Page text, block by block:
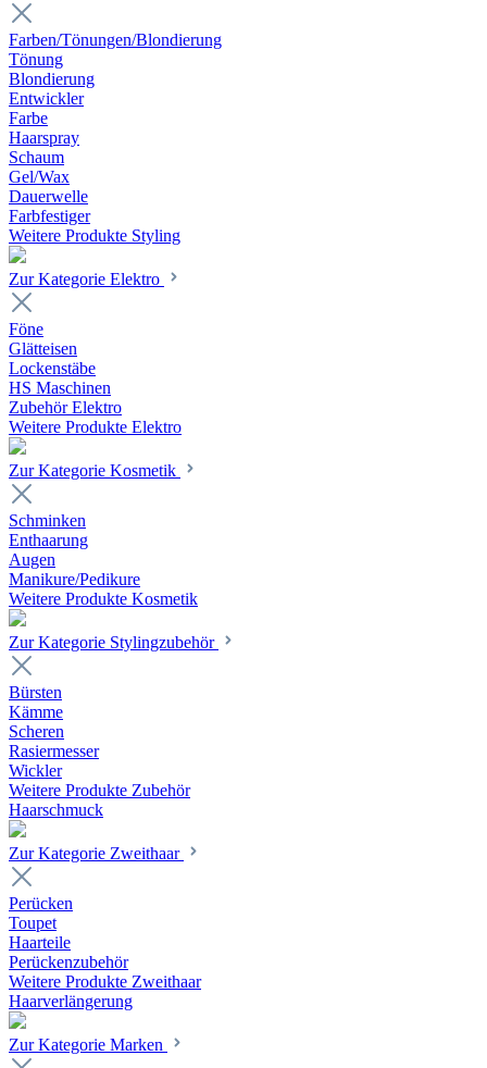
Farben/Tönungen/Blondierung
Tönung
Blondierung
Entwickler
Farbe
Haarspray
Schaum
Gel/Wax
Dauerwelle
Farbfestiger
Weitere Produkte Styling
Zur Kategorie Elektro
Föne
Glätteisen
Lockenstäbe
HS Maschinen
Zubehör Elektro
Weitere Produkte Elektro
Zur Kategorie Kosmetik
Schminken
Enthaarung
Augen
Manikure/Pedikure
Weitere Produkte Kosmetik
Zur Kategorie Stylingzubehör
Bürsten
Kämme
Scheren
Rasiermesser
Wickler
Weitere Produkte Zubehör
Haarschmuck
Zur Kategorie Zweithaar
Perücken
Toupet
Haarteile
Perückenzubehör
Weitere Produkte Zweithaar
Haarverlängerung
Zur Kategorie Marken